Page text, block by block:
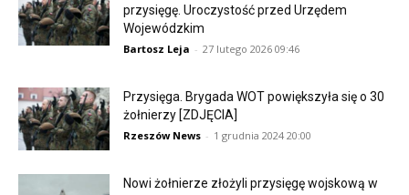
przysięgę. Uroczystość przed Urzędem
Wojewódzkim
Bartosz Leja - 27 lutego 2026 09:46
Przysięga. Brygada WOT powiększyła się o 30
żołnierzy [ZDJĘCIA]
Rzeszów News - 1 grudnia 2024 20:00
Nowi żołnierze złożyli przysięgę wojskową w